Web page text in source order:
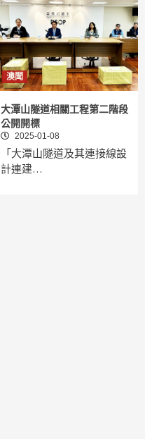
澳聞
大潭山隧道相關工程第二階段
公開開標
2025-01-08
「大潭山隧道及其連接線設
計連建…